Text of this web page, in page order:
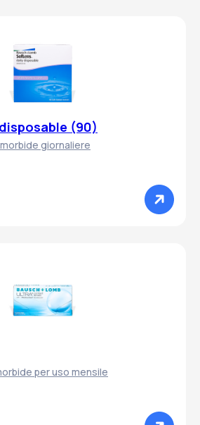
(90)
giornaliere
per uso mensile